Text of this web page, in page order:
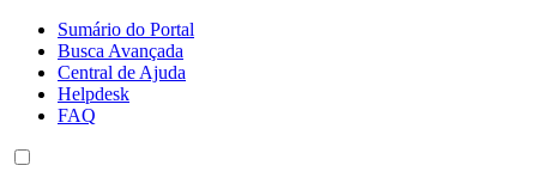
Sumário do Portal
Busca Avançada
Central de Ajuda
Helpdesk
FAQ